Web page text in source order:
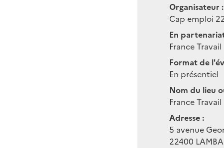
Organisateur :
Cap emploi
En
France Travail
Format de
En présentiel
Nom du lieu
France Travail
Adresse :
5 avenue
22400